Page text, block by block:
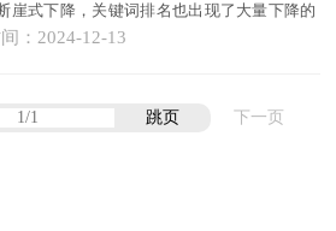
崖式下降，关键词排名也出现了大量下降的
么这到底是什么原因呢？难道最近百度算法
： 2024-12-13
跳页 下一页